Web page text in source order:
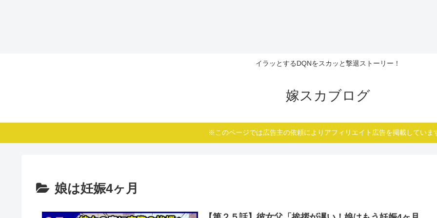
イラッとするDQNをスカッと撃退ストーリー！
嫁スカブログ
※このページでは広告主の依頼によりアフィリエイト広告を掲載していま
娘は妊娠4ヶ月